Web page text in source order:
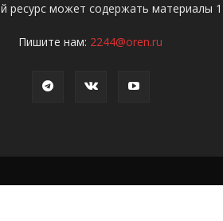
ресурс может содержать материалы
Пишите нам: 2244@oren.ru